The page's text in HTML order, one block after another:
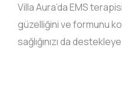
Villa Aura’da EMS
güzelliğini ve formunu
sağlığınızı da